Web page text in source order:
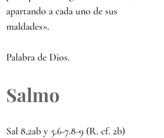
apartando a cada uno de sus
maldades».
Palabra de Dios.
Salmo
Sal 8,2ab y 5.6-7.8-9 (R. cf. 2b)